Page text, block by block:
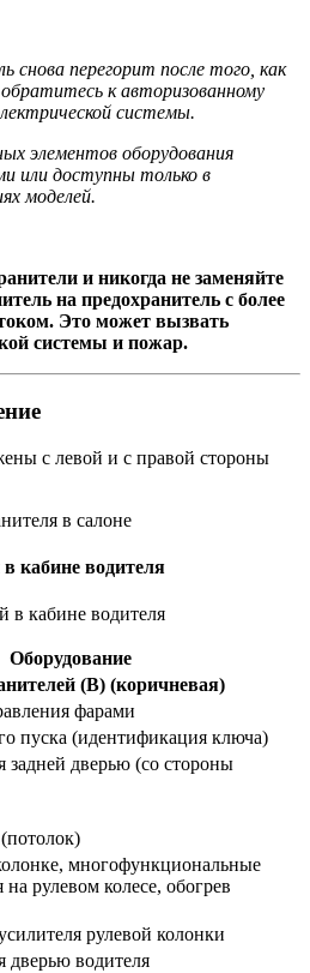
снова перегорит после того, как
к авторизованному
системы.
элементов оборудования
или доступны только в
моделей.
и никогда не заменяйте
на предохранитель с более
Это может вызвать
системы и пожар.
с левой и с правой стороны
кабине водителя
Оборудование
(B) (коричневая)
фарами
пуска (идентификация ключа)
задней дверью (со стороны
многофункциональные
рулевом колесе, обогрев
рулевой колонки
дверью водителя